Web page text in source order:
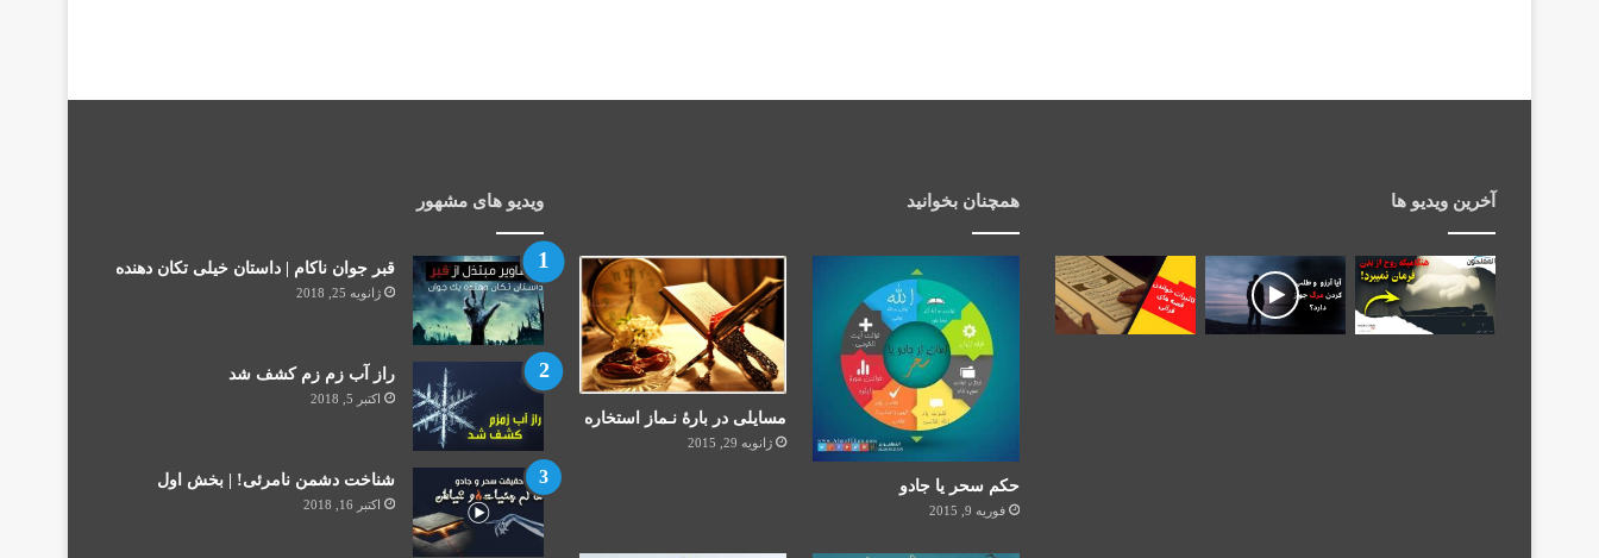
آخرین ویدیو ها همچنان بخوانید
حکم سحر یا جادو
فوریه 9, 2015
مسایلی در بارۀ نـماز استخاره
ژانویه 29, 2015
ویدیو های مشهور
قبر جوان ناکام | داستان خیلی تکان دهنده
ژانویه 25, 2018
راز آب زم زم کشف شد
اکتبر 5, 2018
شناخت دشمن نامرئی! | بخش اول
اکتبر 16, 2018